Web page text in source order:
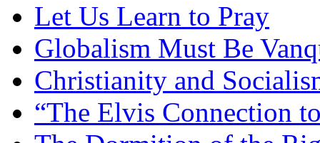
Let Us Learn to Pray
Globalism Must Be
Christianity and
“The Elvis Connection